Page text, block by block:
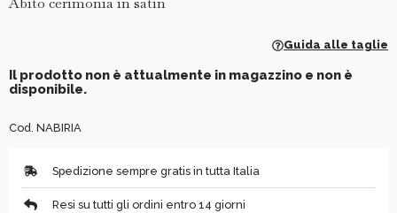
Guida alle taglie
Il prodotto non è attualmente in magazzino e non è
disponibile.
Cod. NABIRIA
Spedizione sempre gratis in tutta Italia
Resi su tutti gli ordini entro 14 giorni